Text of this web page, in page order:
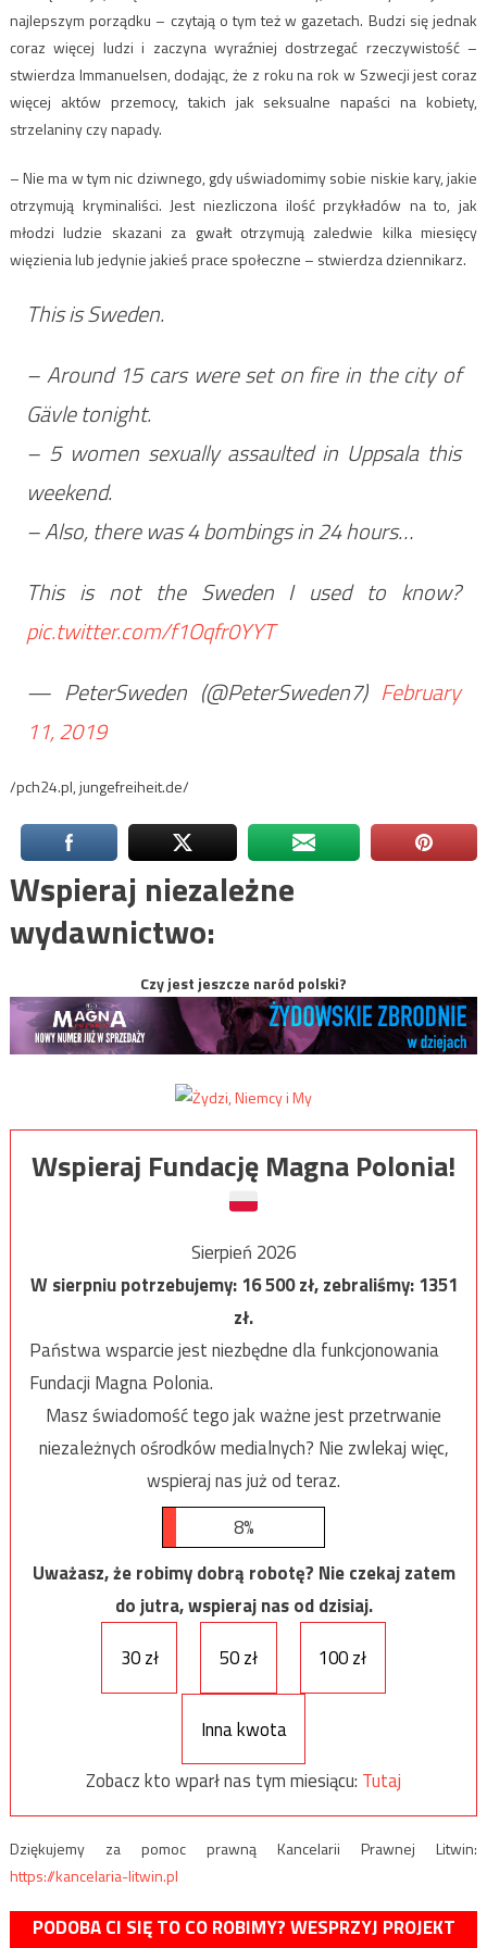
najlepszym porządku – czytają o tym też w gazetach. Budzi się jednak
coraz więcej ludzi i zaczyna wyraźniej dostrzegać rzeczywistość –
stwierdza Immanuelsen, dodając, że z roku na rok w Szwecji jest coraz
więcej aktów przemocy, takich jak seksualne napaści na kobiety,
strzelaniny czy napady.
– Nie ma w tym nic dziwnego, gdy uświadomimy sobie niskie kary, jakie
otrzymują kryminaliści. Jest niezliczona ilość przykładów na to, jak
młodzi ludzie skazani za gwałt otrzymują zaledwie kilka miesięcy
więzienia lub jedynie jakieś prace społeczne – stwierdza dziennikarz.
This is Sweden.
– Around 15 cars were set on fire in the city of
Gävle tonight.
– 5 women sexually assaulted in Uppsala this
weekend.
– Also, there was 4 bombings in 24 hours…
This is not the Sweden I used to know?
pic.twitter.com/f1Oqfr0YYT
— PeterSweden (@PeterSweden7) February
11, 2019
/pch24.pl, jungefreiheit.de/
Wspieraj niezależne
wydawnictwo:
Czy jest jeszcze naród polski?
Wspieraj Fundację Magna Polonia!
Sierpień 2026
W sierpniu potrzebujemy:16 500zł, zebraliśmy:1351
zł.
Państwa wsparcie jest niezbędne dla funkcjonowania
Fundacji Magna Polonia.
Masz świadomość tego jak ważne jest przetrwanie
niezależnych ośrodków medialnych? Nie zwlekaj więc,
wspieraj nas już od teraz.
8%
Uważasz, że robimy dobrą robotę? Nie czekaj zatem
do jutra, wspieraj nas od dzisiaj.
30 zł
50 zł 100 zł
Inna kwota
Zobacz kto wparł nas tym miesiącu: Tutaj
Dziękujemy za pomoc prawną Kancelarii Prawnej Litwin:
https://kancelaria-litwin.pl
PODOBA CI SIĘ TO CO ROBIMY? WESPRZYJ PROJEKT